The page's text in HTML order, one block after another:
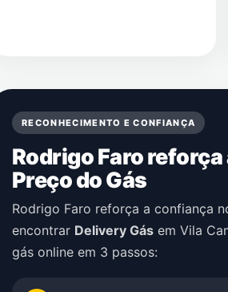
RECONHECIMENTO E CONFIANÇA
Rodrigo Faro
Preço do Gás
Rodrigo Faro reforça a confiança
encontrar Delivery Gás em Vila
gás online em 3 passos: